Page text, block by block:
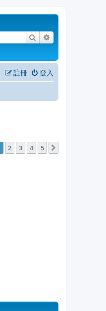
搜尋
登入
註冊
2 3 4 5